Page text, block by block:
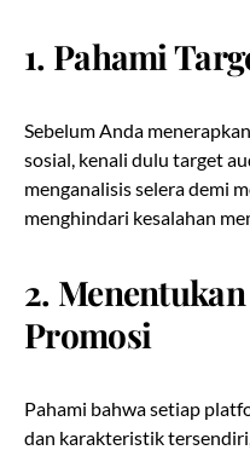
1. Pahami
Sebelum Anda
sosial, kenali dulu target
menganalisis selera demi
menghindari kesalahan
2.
Promosi
Pahami bahwa setiap
dan karakteristik